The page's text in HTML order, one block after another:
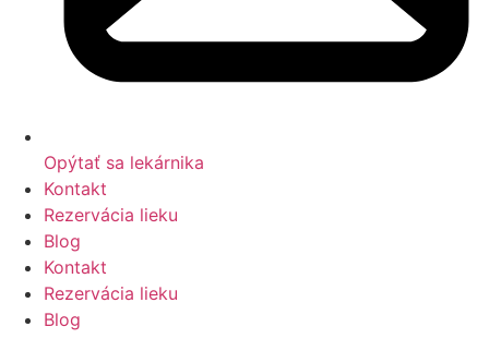
Opýtať sa lekárnika
Kontakt
Rezervácia lieku
Blog
Kontakt
Rezervácia lieku
Blog